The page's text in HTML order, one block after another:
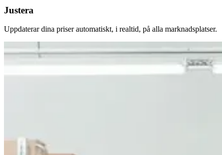
Justera
Uppdaterar dina priser automatiskt, i realtid, på alla marknadsplatser.